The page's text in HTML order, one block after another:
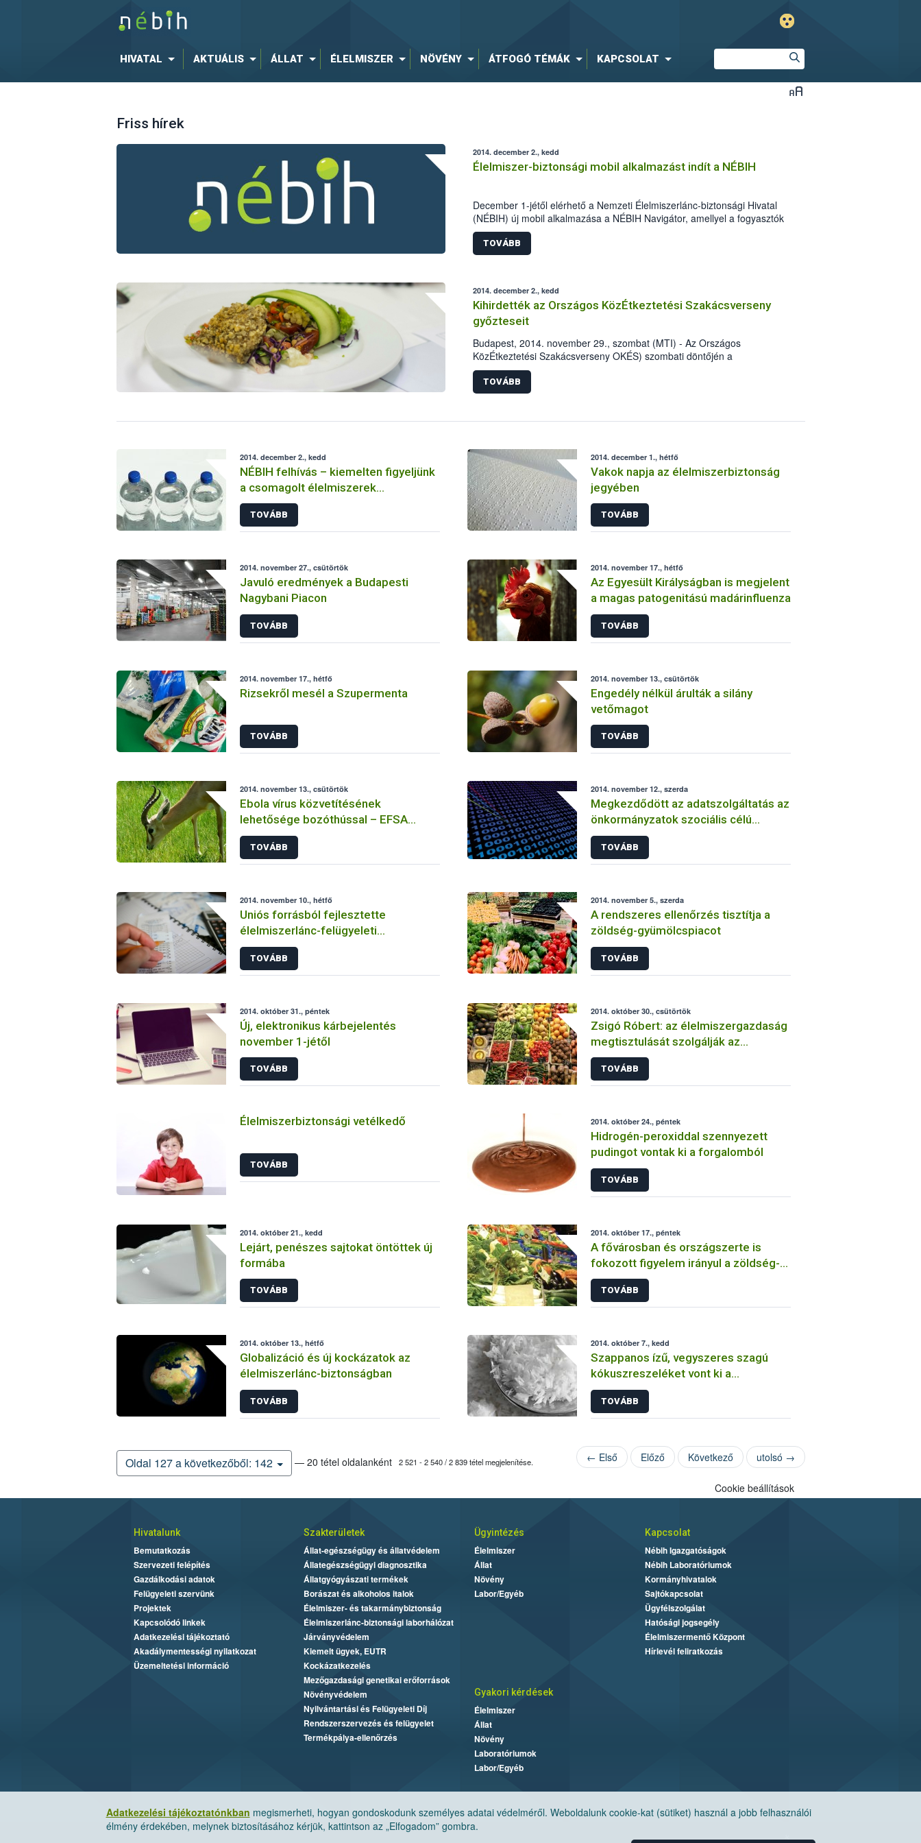
HIVATAL AKTUÁLIS ÁLLAT ÉLELMISZER NÖVÉNY ÁTFOGÓ TÉMÁK KAPCSOLAT
Friss hírek
2014. december 2., kedd
Élelmiszer-biztonsági mobil alkalmazást indít a NÉBIH
December 1-jétől elérhető a Nemzeti Élelmiszerlánc-biztonsági Hivatal
(NÉBIH) új mobil alkalmazása a NÉBIH Navigátor, amellyel a fogyasztók
hatékonyan segíthetik az élelmiszerbiztonsági problémák felderítését.
TOVÁBB
2014. december 2., kedd
Kihirdették az Országos KözÉtkeztetési Szakácsverseny
győzteseit
Budapest, 2014. november 29., szombat (MTI) - Az Országos
KözÉtkeztetési Szakácsverseny OKÉS) szombati döntőjén a
rendezvénymenü kategóriában Kehidakustány csapata, a napi menü
kategóriában pedig a Sodexo Magyarország Kft. csapata lett a legjobb.
TOVÁBB
2014. december 2., kedd
NÉBIH felhívás – kiemelten figyeljünk
a csomagolt élelmiszerek
sértetlenségére
TOVÁBB
2014. december 1., hétfő
Vakok napja az élelmiszerbiztonság
jegyében
TOVÁBB
2014. november 27., csütörtök
Javuló eredmények a Budapesti
Nagybani Piacon
TOVÁBB
2014. november 17., hétfő
Az Egyesült Királyságban is megjelent
a magas patogenitású madárinfluenza
TOVÁBB
2014. november 17., hétfő
Rizsekről mesél a Szupermenta
TOVÁBB
2014. november 13., csütörtök
Engedély nélkül árulták a silány
vetőmagot
TOVÁBB
2014. november 13., csütörtök
Ebola vírus közvetítésének
lehetősége bozóthússal – EFSA
vélemény
TOVÁBB
2014. november 12., szerda
Megkezdődött az adatszolgáltatás az
önkormányzatok szociális célú
tüzelőanyag vásárlásához
TOVÁBB
2014. november 10., hétfő
Uniós forrásból fejlesztette
élelmiszerlánc-felügyeleti
információs rendszerét a NÉBIH
TOVÁBB
2014. november 5., szerda
A rendszeres ellenőrzés tisztítja a
zöldség-gyümölcspiacot
TOVÁBB
2014. október 31., péntek
Új, elektronikus kárbejelentés
november 1-jétől
TOVÁBB
2014. október 30., csütörtök
Zsigó Róbert: az élelmiszergazdaság
megtisztulását szolgálják az
ellenőrzések
TOVÁBB
Élelmiszerbiztonsági vetélkedő
TOVÁBB
2014. október 24., péntek
Hidrogén-peroxiddal szennyezett
pudingot vontak ki a forgalomból
TOVÁBB
2014. október 21., kedd
Lejárt, penészes sajtokat öntöttek új
formába
TOVÁBB
2014. október 17., péntek
A fővárosban és országszerte is
fokozott figyelem irányul a zöldség-
és gyümölcskereskedőkre
TOVÁBB
2014. október 13., hétfő
Globalizáció és új kockázatok az
élelmiszerlánc-biztonságban
TOVÁBB
2014. október 7., kedd
Szappanos ízű, vegyszeres szagú
kókuszreszeléket vont ki a
forgalomból a hatóság
TOVÁBB
Oldal 127 a következőből: 142 — 20 tétel oldalanként 2 521 - 2 540 / 2 839 tétel megjelenítése. ← Első Előző Következő utolsó →
Adatkezelési tájékoztatónkban megismerheti, hogyan gondoskodunk személyes adatai védelméről. Weboldalunk cookie-kat (sütiket) használ a jobb felhasználói
élmény érdekében, melynek biztosításához kérjük, kattintson az „Elfogadom” gombra.
Cookie beállítások
Hivatalunk
Bemutatkozás
Szervezeti felépítés
Gazdálkodási adatok
Felügyeleti szervünk
Projektek
Kapcsolódó linkek
Adatkezelési tájékoztató
Akadálymentességi nyilatkozat
Üzemeltetési információ
Szakterületek
Állat-egészségügy és állatvédelem
Állategészségügyi diagnosztika
Állatgyógyászati termékek
Borászat és alkoholos italok
Élelmiszer- és takarmánybiztonság
Élelmiszerlánc-biztonsági laborhálózat
Járványvédelem
Kiemelt ügyek, EUTR
Kockázatkezelés
Mezőgazdasági genetikai erőforrások
Növényvédelem
Nyilvántartási és Felügyeleti Díj
Rendszerszervezés és felügyelet
Termékpálya-ellenőrzés
Ügyintézés
Élelmiszer
Állat
Növény
Labor/Egyéb
Kapcsolat
Nébih Igazgatóságok
Nébih Laboratóriumok
Kormányhivatalok
Sajtókapcsolat
Ügyfélszolgálat
Hatósági jogsegély
Élelmiszermentő Központ
Hírlevél feliratkozás
Gyakori kérdések
Élelmiszer
Állat
Növény
Laboratóriumok
Labor/Egyéb